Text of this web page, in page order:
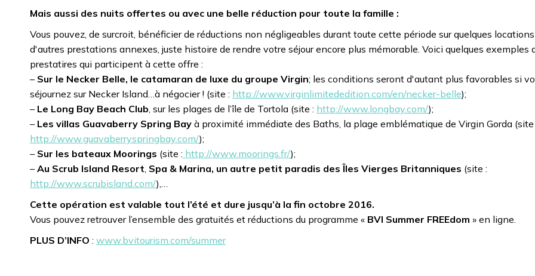
Mais aussi des nuits offertes ou avec une belle réduction pour toute la famille :
Vous pouvez, de surcroit, bénéficier de réductions non négligeables durant toute cette période sur quelques locations
d'autres prestations annexes, juste histoire de rendre votre séjour encore plus mémorable. Voici quelques exemples
prestatires qui participent à cette offre :
– Sur le Necker Belle, le catamaran de luxe du groupe Virgin; les conditions seront d'autant plus favorables si
séjournez sur Necker Island…à négocier ! (site : http://www.virginlimitededition.com/en/necker-belle);
– Le Long Bay Beach Club , sur les plages de l’île de Tortola (site : http://www.longbay.com/);
– Les villas Guavaberry Spring Bay à proximité immédiate des Baths, la plage emblématique de Virgin Gorda (site
http://www.guavaberryspringbay.com/);
– Sur les bateaux Moorings (site : http://www.moorings.fr/);
– Au Scrub Island Resort Spa & Marina, un autre petit paradis des Îles Vierges Britanniques (site :
http://www.scrubisland.com/),…
Cette opération est valable tout l’été et dure jusqu’à la fin octobre 2016.
Vous pouvez retrouver l’ensemble des gratuités et réductions du programme « BVI Summer FREEdom » en ligne.
PLUS D’INFO : www.bvitourism.com/summer